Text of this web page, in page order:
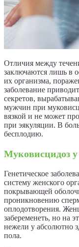
Отличия между
заключаются лишь в
их организма,
заболевание
секретов,
мужчин при
вязкой и не может
при эякуляции. В
бесплодию.
Муковисцидоз
Генетическое
систему женского
покрывающей
проникновению
оплодотворения.
забеременеть, но на
нежели у абсолютно
пола.